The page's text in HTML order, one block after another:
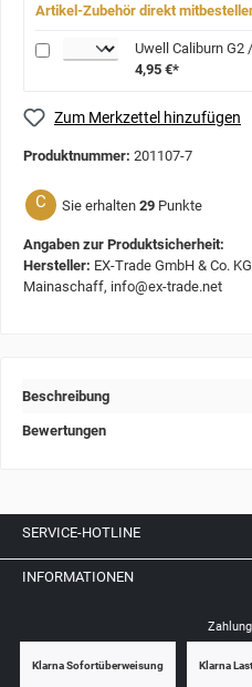
Artikel-Zubehör direkt
Uwell Caliburn G2
4,95 €*
Zum Merkzettel hinzufügen
Produktnummer: 201107-7
C Sie erhalten 29 Punkte
Angaben zur Produktsicherheit:
Hersteller: EX-Trade GmbH & Co.
Mainaschaff, info@ex-trade.net
Beschreibung
Bewertungen
SERVICE-HOTLINE
INFORMATIONEN
Klarna Sofortüberweisung Klarna